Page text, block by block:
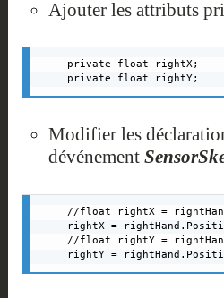
Ajouter les attributs
private float rightX;
private float rightY;
Modifier les
dévénement
//float rightX =
rightX =
//float rightY =
rightY =